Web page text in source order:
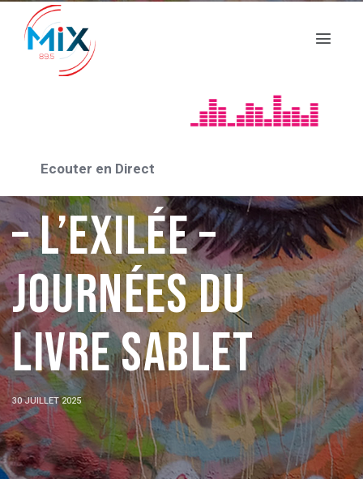
Ecouter en Direct
A LIVRE OUVERT
A Livre Ouvert :
Maurice GOUIRAN
– L’exilée –
Journées du
Livre Sablet
30 JUILLET 2025